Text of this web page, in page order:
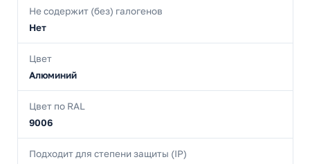
Не содержит (без) галогенов
Нет
Цвет
Алюминий
Цвет по RAL
9006
Подходит для степени защиты (IP)